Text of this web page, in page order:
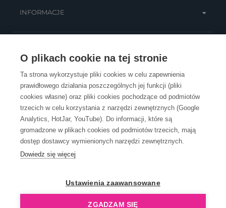
O plikach cookie na tej stronie
Ta strona wykorzystuje pliki cookies w celu zapewnienia
prawidłowego działania poszczególnych jej funkcji (pliki
cookies własne) oraz pliki cookies pochodzące od podmiotów
trzecich w celu korzystania z narzędzi zewnętrznych (Google
Analytics, HotJar, YouTube). Do informacji, które są
gromadzone w plikach cookies od podmiotów trzecich, mają
dostęp dostawcy wymienionych narzędzi zewnętrznych.
Dowiedz się więcej
Ustawienia zaawansowane
ZGADZAM SIĘ
INFORMACJE
OBSŁUGA KLIENTA
KONTAKT
OpenGift jest częścią ReflectGroup.